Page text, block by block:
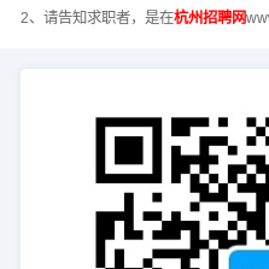
2、请告知求职者，是在杭州招聘网